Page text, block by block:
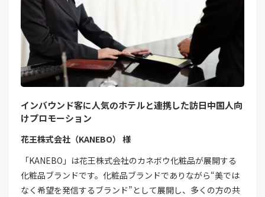
インバウンド客に人気のホテルと連携した訪日中国人向
けプロモーション
花王株式会社（KANEBO） 様
「KANEBO」は花王株式会社のカネボウ化粧品が展開する
化粧品ブランドです。化粧品ブランドでありながら“美では
なく希望を発信するブランド”として展開し、多くの方の共